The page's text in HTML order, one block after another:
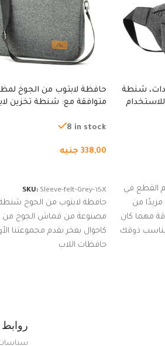
شنطة
القطع في
من
مهما كان
يناسب ذوقك
حافظة لابتوب من الجوخ
متوافقة مع: شنطة تخزين
من الجوخ لجهاز نوت بوك
8 in stock
338,00 جنيه
SKU: Sleeve-felt-Grey-15X
حافظة لابتوب من الجوخ شنطة
مصنوعة من قماش الجوخ
كاجوال بفخر نقدم مجموعتنا
حافظات اللاب